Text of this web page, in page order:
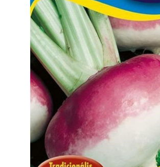
Diverse
Seminte legume
Pepene
Plante medicinale
Seminte ardei
Seminte broccoli
Seminte castraveti
Seminte ceapa
Seminte conopida
Seminte de Gulii
Seminte de Leustean
Seminte de Patrunjel